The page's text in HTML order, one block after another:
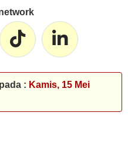
: Kamis, 15 Mei